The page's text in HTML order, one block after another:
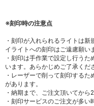
※刻印時の注意点
・刻印が入れられるライトは
イライトへの刻印はご遠慮願い
・刻印は手作業で設定し行う
います。あらかじめご了承くだ
・レーザーで削って刻印する
があります。
・納期まで、ご注文頂いてから
・刻印サービスのご注文が多